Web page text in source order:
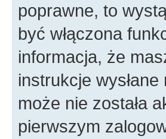
poprawne, to
być włączona
informacja, że
instrukcje
może nie została
pierwszym